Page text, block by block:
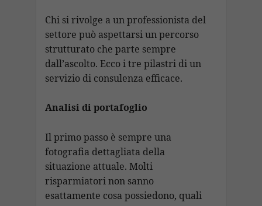
Chi si rivolge a un professionista del
settore può aspettarsi un percorso
strutturato che parte sempre
dall’ascolto. Ecco i tre pilastri di un
servizio di consulenza efficace.
Analisi di portafoglio
Il primo passo è sempre una
fotografia dettagliata della
situazione attuale. Molti
risparmiatori non sanno
esattamente cosa possiedono, quali